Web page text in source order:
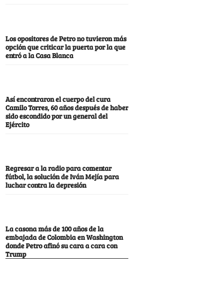
Los opositores de Petro no tuvieron más
opción que criticar la puerta por la que
entró a la Casa Blanca
Así encontraron el cuerpo del cura
Camilo Torres, 60 años después de haber
sido escondido por un general del
Ejército
Regresar a la radio para comentar
fútbol, la solución de Iván Mejía para
luchar contra la depresión
La casona más de 100 años de la
embajada de Colombia en Washington
donde Petro afinó su cara a cara con
Trump